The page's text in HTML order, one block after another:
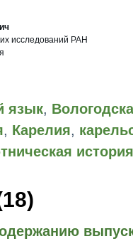
исследований РАН
язык,
, Карелия,
история